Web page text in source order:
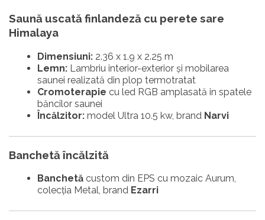
Saună uscată finlandeză cu perete sare
Himalaya
Dimensiuni: 2.36 x 1.9 x 2.25 m
Lemn: Lambriu interior-exterior și mobilarea
saunei realizată din plop termotratat
Cromoterapie cu led RGB amplasată in spatele
băncilor saunei
Încălzitor: model Ultra 10.5 kw, brand Narvi
Banchetă încălzită
Banchetă custom din EPS cu mozaic Aurum,
colecția Metal, brand Ezarri